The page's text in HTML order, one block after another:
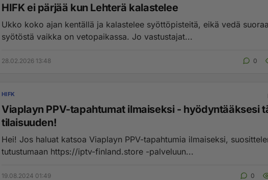
HIFK ei pärjää kun Lehterä kalastelee
Ukko koko ajan kentällä ja kalastelee syöttöpisteitä, eikä vedä
syötöstä vaikka on vetopaikassa. Jo vastustajat...
28.02.2026 13:48 0
HIFK
Viaplayn PPV-tapahtumat ilmaiseksi - hyödyntääksesi
tilaisuuden!
Hei! Jos haluat katsoa Viaplayn PPV-tapahtumia ilmaiseksi,
tutustumaan https://iptv-finland.store -palveluun...
19.08.2024 01:49 0